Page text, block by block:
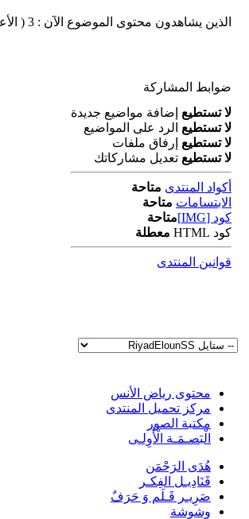
الذين يشاهدون محتوى الموضوع الآن : 3 ( الأعضاء : 0 , والزوار : 3 )
ضوابط المشاركة
لا تستطيع إضافة مواضيع جديدة
لا تستطيع الرد على المواضيع
لا تستطيع إرفاق ملفات
لا تستطيع تعديل مشاركاتك
أكواد المنتدى متاحة
الابتسامات متاحة
كود [IMG]
متاحة
كود HTML
معطلة
قوانين المنتدى
محتوى رياض الأنس
مركز تحميل المنتدى
مكتبة الصور
الْبَصـمَـة الْأُوِلـى
هُدَى الرَحْمَن
قَنَادِيـل الفِكـر
صَرِيـر قَـلَم وَ حَرَفٌ
وشوشة